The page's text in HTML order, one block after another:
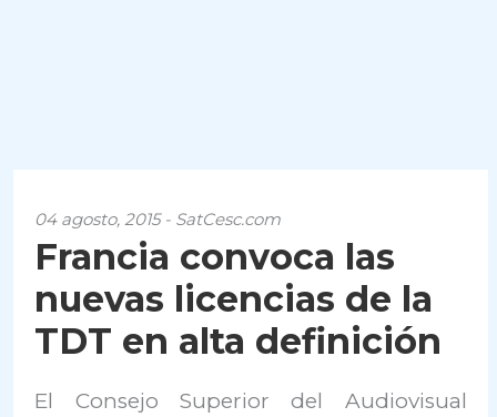
04 agosto, 2015 - SatCesc.com
Francia convoca las
nuevas licencias de la
TDT en alta definición
El Consejo Superior del Audiovisual